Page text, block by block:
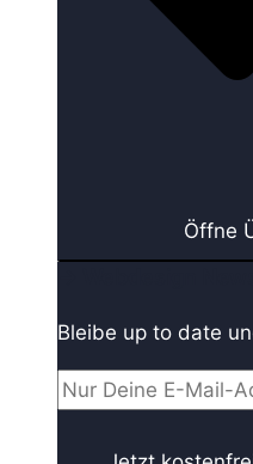
Öffne
Bleibe up to date